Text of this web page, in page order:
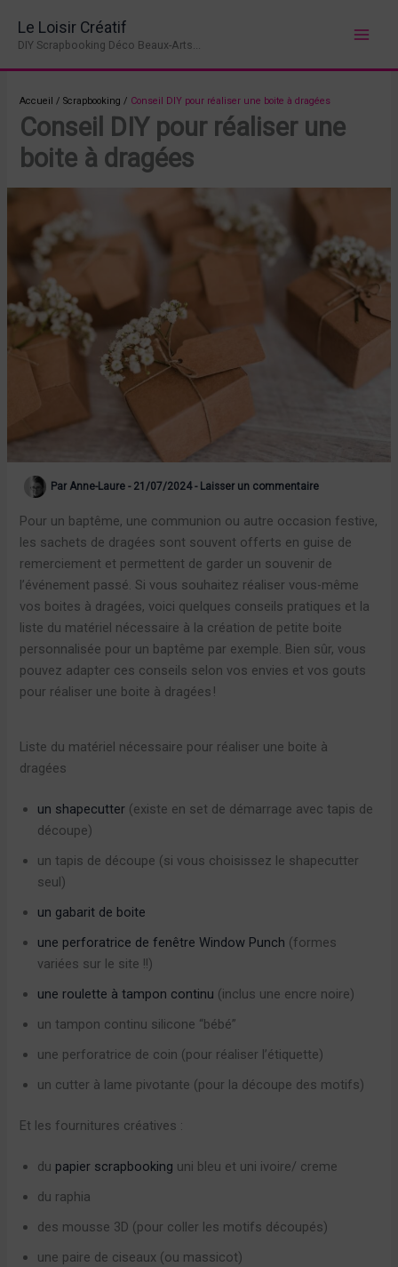
contenu
Le Loisir Créatif
DIY Scrapbooking Déco Beaux-Arts...
Accueil /Scrapbooking / Conseil DIY pour réaliser une boite à dragées
Conseil DIY pour réaliser une
boite à dragées
Par Anne-Laure- 21/07/2024- Laisser un commentaire
Pour un baptême, une communion ou autre occasion festive,
les sachets de dragées sont souvent offerts en guise de
remerciement et permettent de garder un souvenir de
l’événement passé. Si vous souhaitez réaliser vous-même
vos boites à dragées, voici quelques conseils pratiques et la
liste du matériel nécessaire à la création de petite boite
personnalisée pour un baptême par exemple. Bien sûr, vous
pouvez adapter ces conseils selon vos envies et vos gouts
pour réaliser une boite à dragées !
Liste du matériel nécessaire pour réaliser une boite à
dragées
un shapecutter (existe en set de démarrage avec tapis de
découpe)
un tapis de découpe (si vous choisissez le shapecutter
seul)
un gabarit de boite
une perforatrice de fenêtre Window Punch (formes
variées sur le site !!)
une roulette à tampon continu (inclus une encre noire)
un tampon continu silicone “bébé”
une perforatrice de coin (pour réaliser l’étiquette)
un cutter à lame pivotante (pour la découpe des motifs)
Et les fournitures créatives :
du papier scrapbooking uni bleu et uni ivoire/ creme
du raphia
des mousse 3D (pour coller les motifs découpés)
une paire de ciseaux (ou massicot)